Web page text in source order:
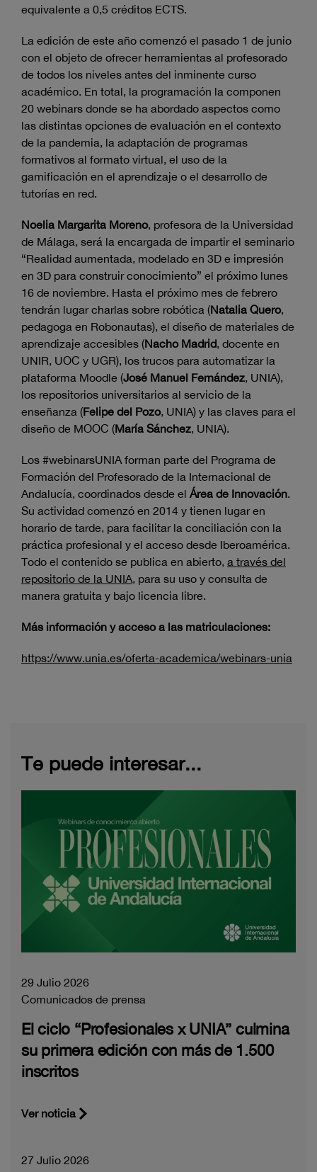
equivalente a 0,5 créditos ECTS.
La edición de este año comenzó el pasado 1 de junio
con el objeto de ofrecer herramientas al profesorado
de todos los niveles antes del inminente curso
académico. En total, la programación la componen
20 webinars donde se ha abordado aspectos como
las distintas opciones de evaluación en el contexto
de la pandemia, la adaptación de programas
formativos al formato virtual, el uso de la
gamificación en el aprendizaje o el desarrollo de
tutorías en red.
Noelia Margarita Moreno, profesora de la Universidad
de Málaga, será la encargada de impartir el seminario
“Realidad aumentada, modelado en 3D e impresión
en 3D para construir conocimiento” el próximo lunes
16 de noviembre. Hasta el próximo mes de febrero
tendrán lugar charlas sobre robótica (Natalia Quero,
pedagoga en Robonautas), el diseño de materiales de
aprendizaje accesibles (Nacho Madrid, docente en
UNIR, UOC y UGR), los trucos para automatizar la
plataforma Moodle (José Manuel Fernández, UNIA),
los repositorios universitarios al servicio de la
enseñanza (Felipe del Pozo, UNIA) y las claves para el
diseño de MOOC (María Sánchez, UNIA).
Los #webinarsUNIA forman parte del Programa de
Formación del Profesorado de la Internacional de
Andalucía, coordinados desde el Área de Innovación.
Su actividad comenzó en 2014 y tienen lugar en
horario de tarde, para facilitar la conciliación con la
práctica profesional y el acceso desde Iberoamérica.
Todo el contenido se publica en abierto, a través del
repositorio de la UNIA, para su uso y consulta de
manera gratuita y bajo licencia libre.
Más información y acceso a las matriculaciones:
https://www.unia.es/oferta-academica/webinars-unia
Te puede interesar...
29 Julio 2026
Comunicados de prensa
El ciclo “Profesionales x UNIA” culmina
su primera edición con más de 1.500
inscritos
Ver noticia
27 Julio 2026